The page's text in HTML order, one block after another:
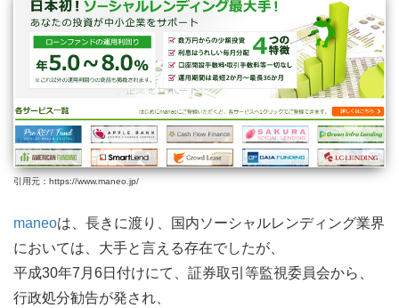
引用元：https://www.maneo.jp/
maneoは、長きに渡り、国内ソーシャルレンディング業界
においては、大手と言える存在でしたが、
平成30年7月6日付けにて、証券取引等監視委員会から、
行政処分勧告が発され、